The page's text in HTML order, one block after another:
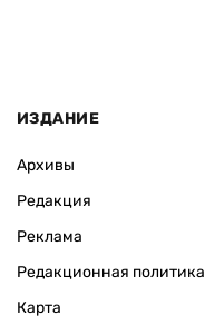
ИЗДАНИЕ
Архивы
Редакция
Реклама
Редакционная политика
Карта